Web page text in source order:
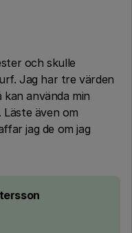
och skulle
Jag har tre värden
använda min
även om
jag de om jag